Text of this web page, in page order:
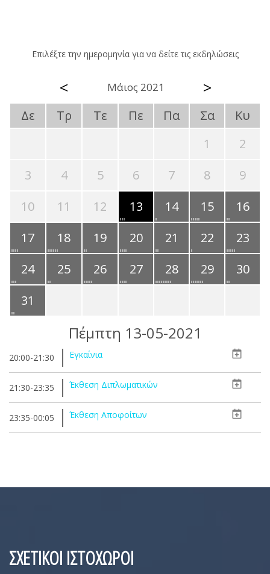
Επιλέξτε την ημερομηνία για να δείτε τις εκδηλώσεις
< Μάιος 2021 >
Δε Τρ Τε Πε Πα Σα
Κυ
1
2
3
4 5 6 7 8
9
10
11 12 13 14 15
16
17
18 19 20 21 22
23
24
25 26 27 28 29
30
31
Πέμπτη 13-05-2021
20:00-21:30 Εγκαίνια
21:30-23:35 Έκθεση Διπλωματικών
23:35-00:05 Έκθεση Αποφοίτων
ΣΧΕΤΙΚΟΙ ΙΣΤΟΧΩΡΟΙ